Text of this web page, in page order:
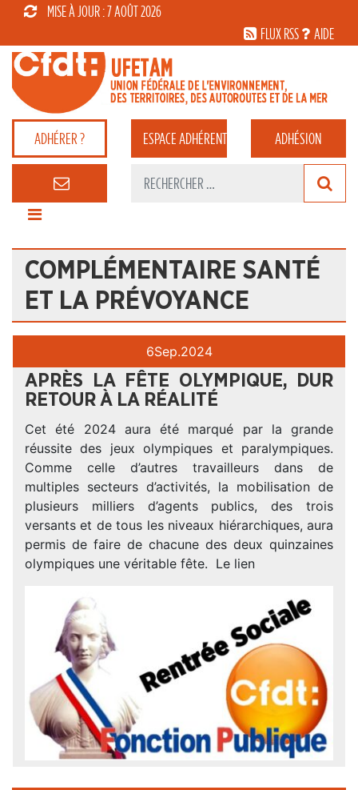
MISE À JOUR : 7 AOÛT 2026
FLUX RSS
AIDE
ADHÉRER ? ESPACEADHÉRENT ADHÉSION
COMPLÉMENTAIRE SANTÉ
ET LA PRÉVOYANCE
6Sep.2024
APRÈS LA FÊTE OLYMPIQUE, DUR
RETOUR À LA RÉALITÉ
Cet été 2024 aura été marqué par la grande
réussite des jeux olympiques et paralympiques.
Comme celle d’autres travailleurs dans de
multiples secteurs d’activités, la mobilisation de
plusieurs milliers d’agents publics, des trois
versants et de tous les niveaux hiérarchiques, aura
permis de faire de chacune des deux quinzaines
olympiques une véritable fête. Le lien